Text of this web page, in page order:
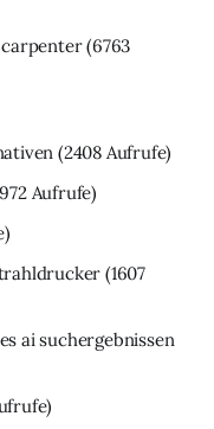
(6763
(2408 Aufrufe)
Aufrufe)
(1607
ai suchergebnissen